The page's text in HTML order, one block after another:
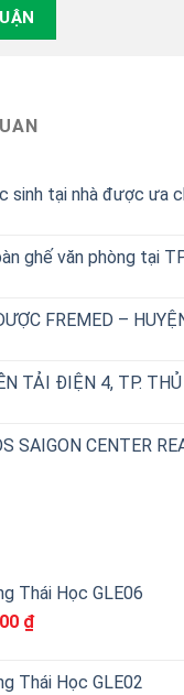
sinh tại nhà được ưa
ghế văn phòng tại
FREMED –
TẢI ĐIỆN 4, TP.
SAIGON CENTER
Thái Học GLE06
₫
Thái Học GLE02